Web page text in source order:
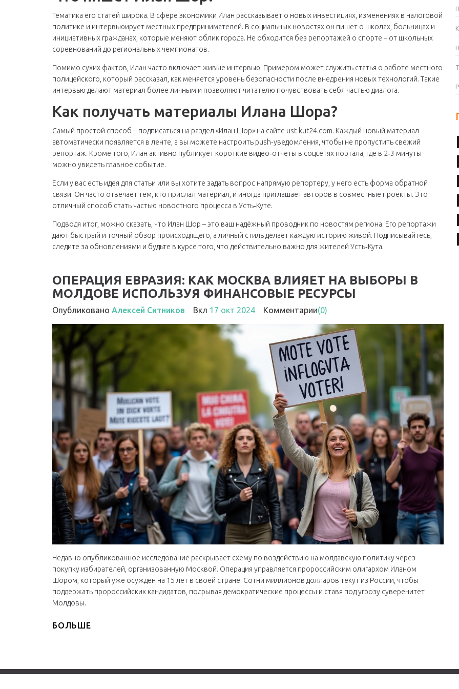
Тематика его статей широка. В сфере экономики Илан рассказывает о новых инвестициях, изменениях в налоговой
политике и интервьюирует местных предпринимателей. В социальных новостях он пишет о школах, больницах и
инициативных гражданах, которые меняют облик города. Не обходится без репортажей о спорте – от школьных
соревнований до региональных чемпионатов.
Помимо сухих фактов, Илан часто включает живые интервью. Примером может служить статья о работе местного
полицейского, который рассказал, как меняется уровень безопасности после внедрения новых технологий. Такие
интервью делают материал более личным и позволяют читателю почувствовать себя частью диалога.
Как получать материалы Илана Шора?
Самый простой способ – подписаться на раздел «Илан Шор» на сайте ust-kut24.com. Каждый новый материал
автоматически появляется в ленте, а вы можете настроить push‑уведомления, чтобы не пропустить свежий
репортаж. Кроме того, Илан активно публикует короткие видео‑отчеты в соцсетях портала, где в 2‑3 минуты
можно увидеть главное событие.
Если у вас есть идея для статьи или вы хотите задать вопрос напрямую репортеру, у него есть форма обратной
связи. Он часто отвечает тем, кто прислал материал, и иногда приглашает авторов в совместные проекты. Это
отличный способ стать частью новостного процесса в Усть‑Куте.
Подводя итог, можно сказать, что Илан Шор – это ваш надёжный проводник по новостям региона. Его репортажи
дают быстрый и точный обзор происходящего, а личный стиль делает каждую историю живой. Подписывайтесь,
следите за обновлениями и будьте в курсе того, что действительно важно для жителей Усть‑Кута.
ОПЕРАЦИЯ ЕВРАЗИЯ: КАК МОСКВА ВЛИЯЕТ НА ВЫБОРЫ В
МОЛДОВЕ ИСПОЛЬЗУЯ ФИНАНСОВЫЕ РЕСУРСЫ
Опубликовано Алексей Ситников Вкл 17 окт 2024 Комментарии(0)
Недавно опубликованное исследование раскрывает схему по воздействию на молдавскую политику через
покупку избирателей, организованную Москвой. Операция управляется пророссийским олигархом Иланом
Шором, который уже осужден на 15 лет в своей стране. Сотни миллионов долларов текут из России, чтобы
поддержать пророссийских кандидатов, подрывая демократические процессы и ставя под угрозу суверенитет
Молдовы.
БОЛЬШЕ